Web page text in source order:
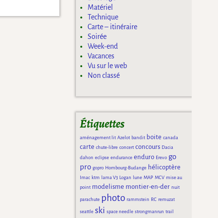
Matériel
Technique
Carte – itinéraire
Soirée
Week-end
Vacances
Vu sur le web
Non classé
Étiquettes
aménagement lit Azelot bandit boite canada
carte chute-libre concert concours Dacia
dahon eclipse endurance enduro Erevo go
pro gopro Hombourg-Budange hélicoptère
Imac ktm lama V3 Logan lune MAP MCV mise au
point modelisme montier-en-der nuit
parachute photo rammstein RC remuzat
seattle ski space needle strongmanrun trail